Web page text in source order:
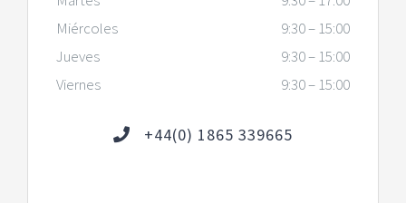
Miércoles
9:30 – 15:00
Jueves
9:30 – 15:00
Viernes
9:30 – 15:00
+44(0) 1865 339665